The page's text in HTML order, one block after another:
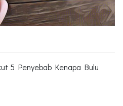
5 Penyebab Kenapa Bulu